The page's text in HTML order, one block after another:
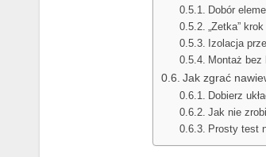
Dobór
„Zetka”
Izolacja
Montaż bez
Jak zgrać
Dobierz
Jak nie
Prosty test